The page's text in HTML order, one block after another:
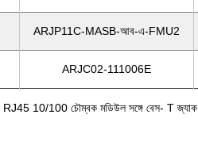
ARJP11C-MASB-আব-এ-FMU2
ARJC02-111006E
10/100 চৌম্বক মডিউল সঙ্গে বেস- T জ্যাক